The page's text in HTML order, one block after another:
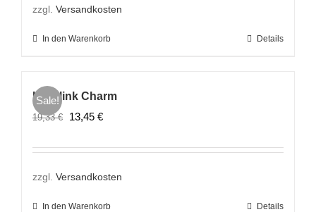
19,33 €13,45 €.
zzgl. Versandkosten
In den Warenkorb Details
Sale!
Lovelink Charm
19,33€
Ursprünglicher
war:
19,33 €
13,45 €Aktueller
ist:
13,45 €.
zzgl. Versandkosten
In den Warenkorb Details